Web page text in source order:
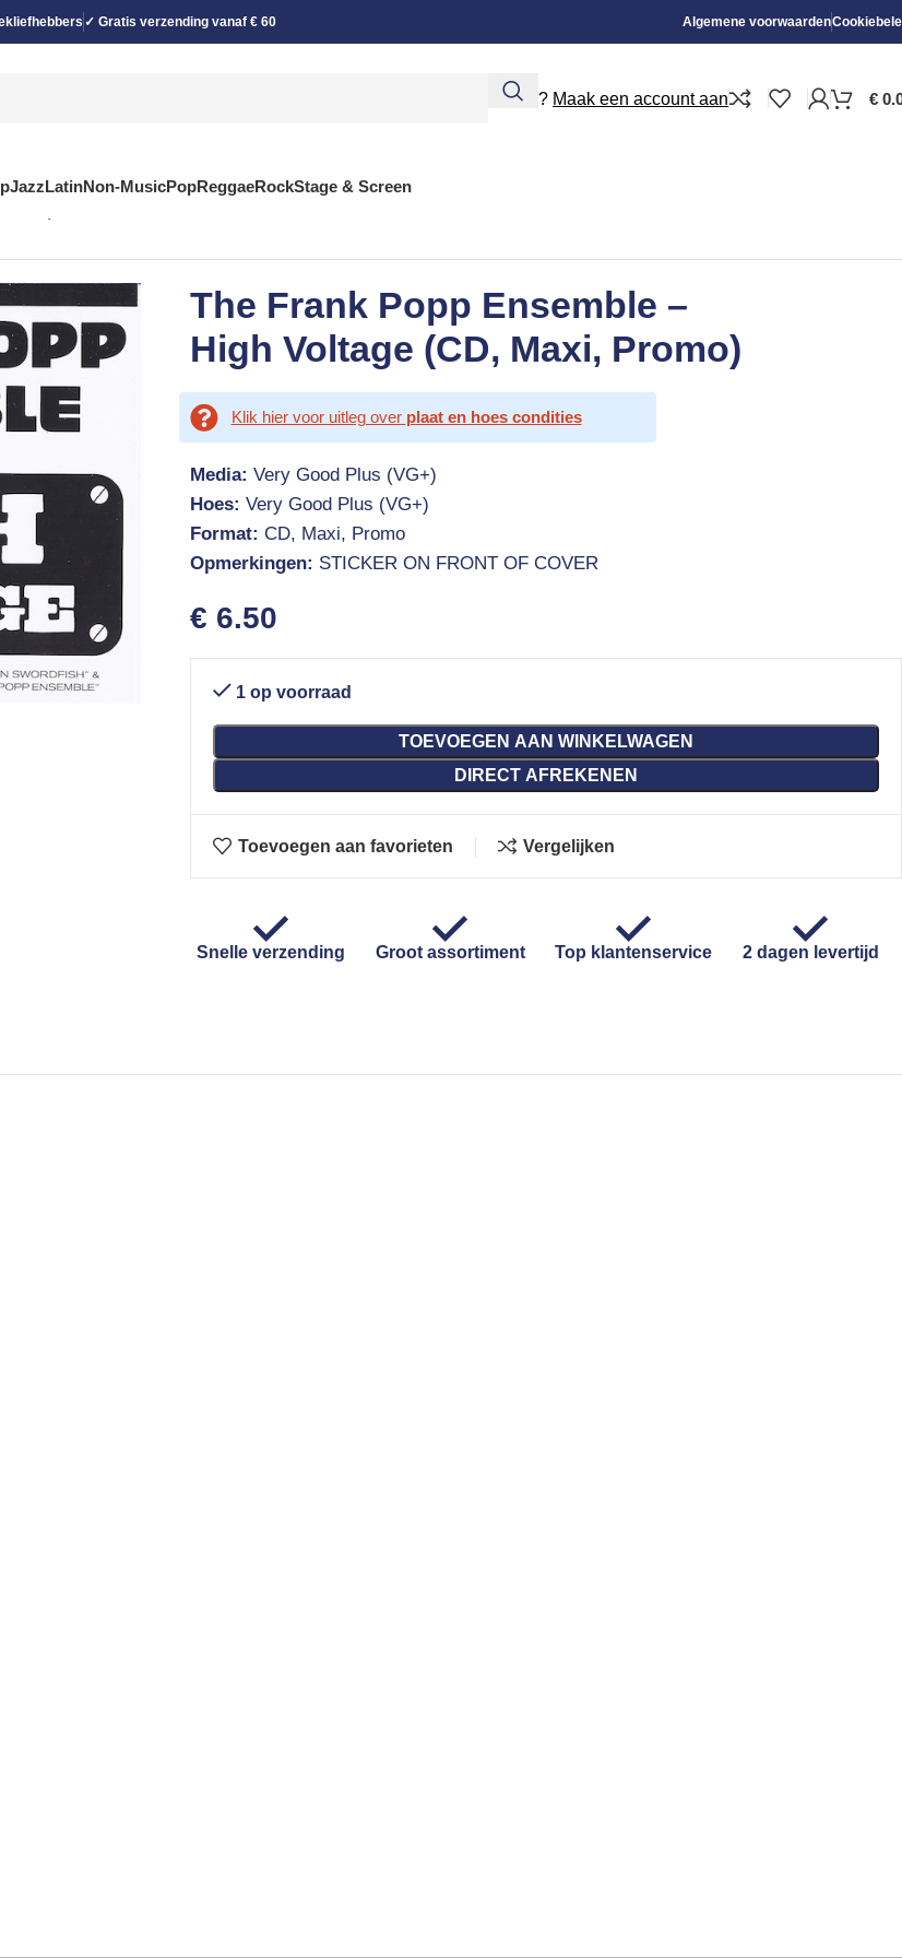
✓ Gratis verzending vanaf € 60 Algemene voorwaarden
Nieuw? Maak een account aan €
JazzLatinNon-MusicPopReggaeRockStage & Screen
The Frank Popp Ensemble –
High Voltage (CD, Maxi, Promo)
Klik hier voor uitleg over plaat en hoes condities
Media: Very Good Plus (VG+)
Hoes: Very Good Plus (VG+)
Format: CD, Maxi, Promo
Opmerkingen: STICKER ON FRONT OF COVER
€ 6.50
1 op voorraad
TOEVOEGEN AAN WINKELWAGEN
DIRECT AFREKENEN
Toevoegen aan favorieten Vergelijken
Snelle verzending Groot assortiment Top klantenservice 2 dagen levertijd